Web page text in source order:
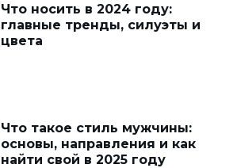
Что носить в 2024 году:
главные тренды, силуэты и
цвета
Что такое стиль мужчины:
основы, направления и как
найти свой в 2025 году